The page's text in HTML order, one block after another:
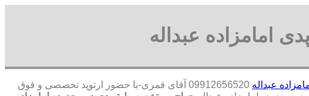
امامزاده عبداله
عبداله
09912656520 آقای قمری-با حضور ارتوپد تخصصی و فوق